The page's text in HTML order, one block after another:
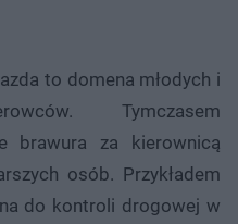
to domena młodych i
Tymczasem
brawura za kierownicą
osób. Przykładem
do kontroli drogowej w